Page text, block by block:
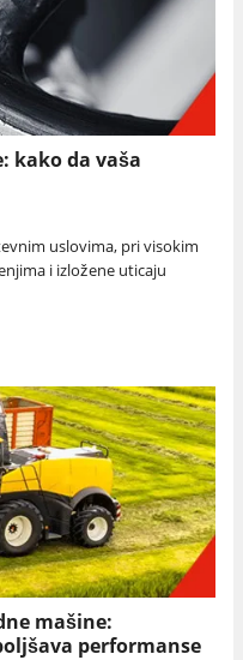
kako da vaša
uslovima, pri visokim
i izložene uticaju
mašine:
performanse